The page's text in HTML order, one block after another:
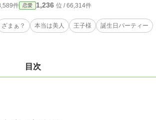
件 恋愛 1,236 位 / 66,314件
ざまぁ？ 本当は美人 王子様 誕生日パーティー
目次